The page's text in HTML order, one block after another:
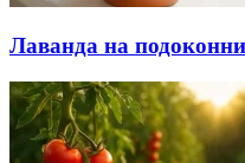
Лаванда на